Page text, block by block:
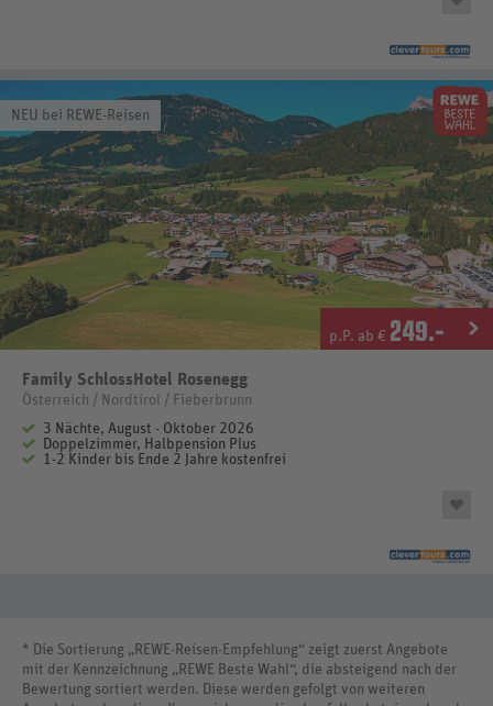
NEU bei REWE-Reisen
p.P. ab € 249.-
Family SchlossHotel Rosenegg
Österreich / Nordtirol / Fieberbrunn
3 Nächte, August - Oktober 2026
Doppelzimmer, Halbpension Plus
1-2 Kinder bis Ende 2 Jahre kostenfrei
* Die Sortierung „REWE-Reisen-Empfehlung“ zeigt zuerst Angebote
mit der Kennzeichnung „REWE Beste Wahl“, die absteigend nach der
Bewertung sortiert werden. Diese werden gefolgt von weiteren